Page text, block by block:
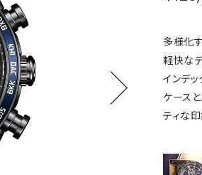
多様化
軽快な
インデッ
ケース
ティな